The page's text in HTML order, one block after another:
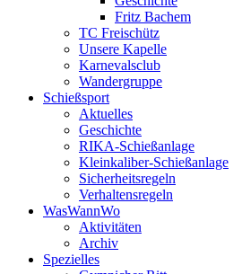
Fritz Bachem
TC Freischütz
Unsere Kapelle
Karnevalsclub
Wandergruppe
Schießsport
Aktuelles
Geschichte
RIKA-Schießanlage
Kleinkaliber-Schießanlage
Sicherheitsregeln
Verhaltensregeln
WasWannWo
Aktivitäten
Archiv
Spezielles